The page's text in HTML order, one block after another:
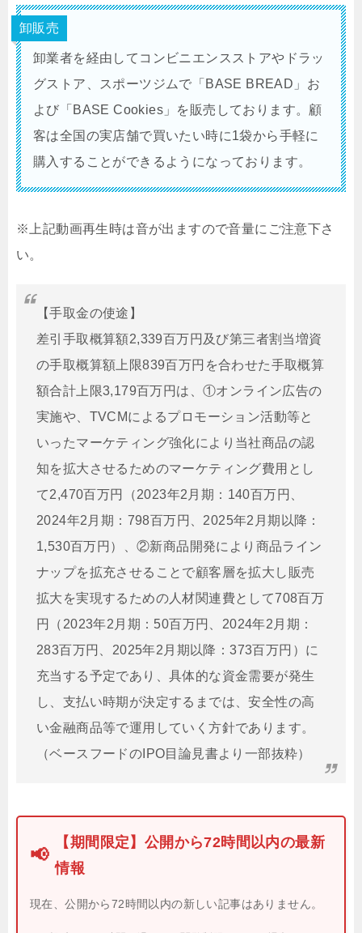
卸販売
卸業者を経由してコンビニエンスストアやドラッ
グストア、スポーツジムで「BASE BREAD」お
よび「BASE Cookies」を販売しております。顧
客は全国の実店舗で買いたい時に1袋から手軽に
購入することができるようになっております。
※上記動画再生時は音が出ますので音量にご注意下さ
い。
【手取金の使途】
差引手取概算額2,339百万円及び第三者割当増資
の手取概算額上限839百万円を合わせた手取概算
額合計上限3,179百万円は、①オンライン広告の
実施や、TVCMによるプロモーション活動等と
いったマーケティング強化により当社商品の認
知を拡大させるためのマーケティング費用とし
て2,470百万円（2023年2月期：140百万円、
2024年2月期：798百万円、2025年2月期以降：
1,530百万円）、②新商品開発により商品ライン
ナップを拡充させることで顧客層を拡大し販売
拡大を実現するための人材関連費として708百万
円（2023年2月期：50百万円、2024年2月期：
283百万円、2025年2月期以降：373百万円）に
充当する予定であり、具体的な資金需要が発生
し、支払い時期が決定するまでは、安全性の高
い金融商品等で運用していく方針であります。
（ベースフードのIPO目論見書より一部抜粋）
📢
【期間限定】公開から72時間以内の最新
情報
現在、公開から72時間以内の新しい記事はありません。